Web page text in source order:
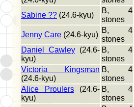
Sabine ?? (24.6-kyu)
B, 4
stones
Jenny Care (24.6-kyu)
B, 4
stones
Daniel Cawley (24.6-
kyu)
B, 4
stones
Victoria Kingsman
(24.6-kyu)
B, 4
stones
Alice Proulers(24.6-
kyu)
B, 4
stones